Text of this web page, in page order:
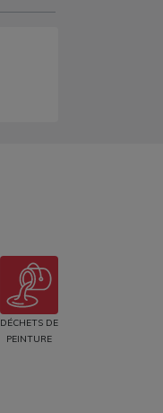
DÉCHETS DE
PEINTURE